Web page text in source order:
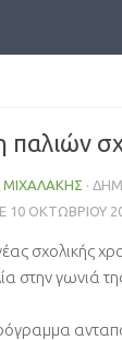
ΜΙΧΑΛΆΚΗΣ ·
10 ΟΚΤΩΒΡΊΟΥ
σχολικής
στην γωνιά